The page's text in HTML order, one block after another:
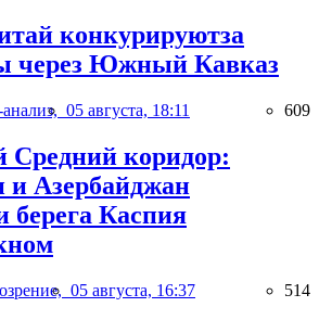
конкурируютза
через Южный Кавказ
05 августа, 18:11 609
Средний коридор:
и Азербайджан
берега Каспия
05 августа, 16:37 514